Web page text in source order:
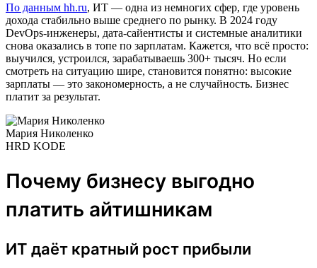
По данным hh.ru, ИТ — одна из немногих сфер, где уровень
дохода стабильно выше среднего по рынку. В 2024 году
DevOps-инженеры, дата-сайентисты и системные аналитики
снова оказались в топе по зарплатам. Кажется, что всё просто:
выучился, устроился, зарабатываешь 300+ тысяч. Но если
смотреть на ситуацию шире, становится понятно: высокие
зарплаты — это закономерность, а не случайность. Бизнес
платит за результат.
Мария Николенко
HRD KODE
Почему бизнесу выгодно
платить айтишникам
ИТ даёт кратный рост прибыли